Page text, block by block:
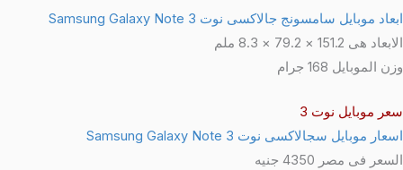
ابعاد موبايل سامسونج جالاكسى نوت Samsung Galaxy Note 3
الابعاد هى 151.2 × 79.2 × 8.3 ملم
وزن الموبايل 168 جرام
سعر موبايل نوت 3
اسعار موبايل سجالاكسى نوت Samsung Galaxy Note 3
السعر فى مصر 4350 جنيه